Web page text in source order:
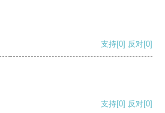
支持[0] 反对[0]
支持[0] 反对[0]